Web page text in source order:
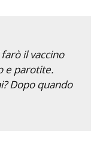
il vaccino
e parotite.
Dopo quando